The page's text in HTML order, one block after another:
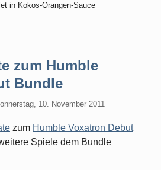
in Kokos-Orangen-Sauce
zum Humble
Bundle
10. November 2011
zum Humble Voxatron Debut
Spiele dem Bundle